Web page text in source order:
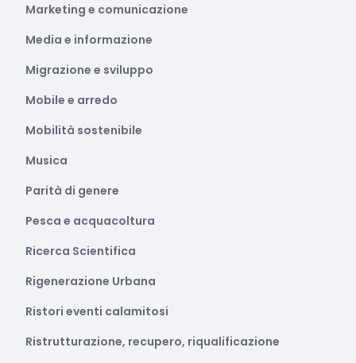
Marketing e comunicazione
Media e informazione
Migrazione e sviluppo
Mobile e arredo
Mobilità sostenibile
Musica
Parità di genere
Pesca e acquacoltura
Ricerca Scientifica
Rigenerazione Urbana
Ristori eventi calamitosi
Ristrutturazione, recupero, riqualificazione